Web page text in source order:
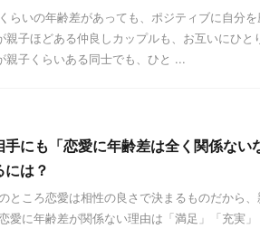
らいの年齢差があっても、ポジティブに自分
親子ほどある仲良しカップルも、お互いにひと
親子くらいある同士でも、ひと ...
手にも「恋愛に年齢差は全く関係ない
には？
ところ恋愛は相性の良さで決まるものだから
愛に年齢差が関係ない理由は「満足」「充実